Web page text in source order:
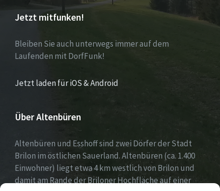
Jetzt mitfunken!
Bleiben Sie auch unterwegs immer auf dem
Laufenden mit DorfFunk!
Jetzt laden für iOS & Android
Über Altenbüren
Altenbüren und Esshoff sind zwei Dörfer der Stadt
Brilon im östlichen Sauerland. Altenbüren (ca. 1.400
Einwohner) liegt etwa 4 km westlich von Brilon und
damit am Rande der Briloner Hochfläche auf einer